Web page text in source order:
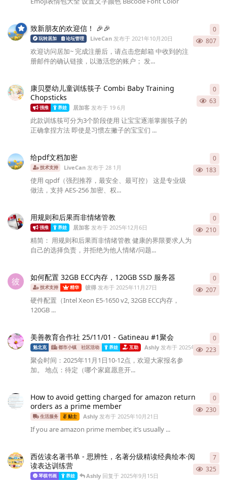
致新朋友的欢迎信！ 🎉🎉
玩转居加 论坛管理 LiveCan发布于 2021年10月20日 807
欢迎访问居加~ 完成注册后，请点击您邮箱 中收到的注
册邮件的确认链接，以激活您的账户； 发...
0
康贝婴幼儿童训练筷子 Combi Baby Training
Chopsticks
强推 养娃 居加客发布于 19 6月
63
此款训练筷可分为3个阶段使用 让宝宝逐渐掌握筷子的
正确拿捏方法 即使是习惯左撇子的宝宝们 ...
0
给pdf文档加密
技术支持 LiveCan 发布于28 1月 183
使用 qpdf（强烈推荐，最安全、最可控） 这是专业级
做法，支持 AES-256 加密、权...
0
用规则和后果而非情绪管教
强推 养娃 居加客发布于 2025年12月6日 210
精简： 用规则和后果而非情绪管教 健康的界限要求人为
自己的选择负责，并拒绝为他人情绪/问题...
0
彼 如何配置 32GB ECC内存，120GB SSD 服务器
技术支持 精华 彼得发布于 2025年11月27日 207
硬件配置（Intel Xeon E5-1650 v2, 32GB ECC内存，
120GB ...
0
美善教育合作社 25/11/01 - Gatineau #1聚会
魁北克 都市小镇 社区活动 养娃 互助 Ashly发布于 2025年10月21日 223
聚会时间：2025年11月1日10-12点，欢迎大家报名参
加。 地点：待定（哪个家庭愿意开...
0
How to avoid getting charged for amazon return
orders as a prime member
生活服务 贴士 Ashly发布于 2025年10月21日
230
If you are amazon prime member, it’s usually ...
0
西佐读名著书单 - 思辨性，名著分级精读经典绘本·阅
读表达训练营
琴棋书画 养娃 Ashly回复于 2025年9月15日
325
7